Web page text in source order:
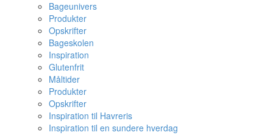
Bageunivers
Produkter
Opskrifter
Bageskolen
Inspiration
Glutenfrit
Måltider
Produkter
Opskrifter
Inspiration til Havreris
Inspiration til en sundere hverdag